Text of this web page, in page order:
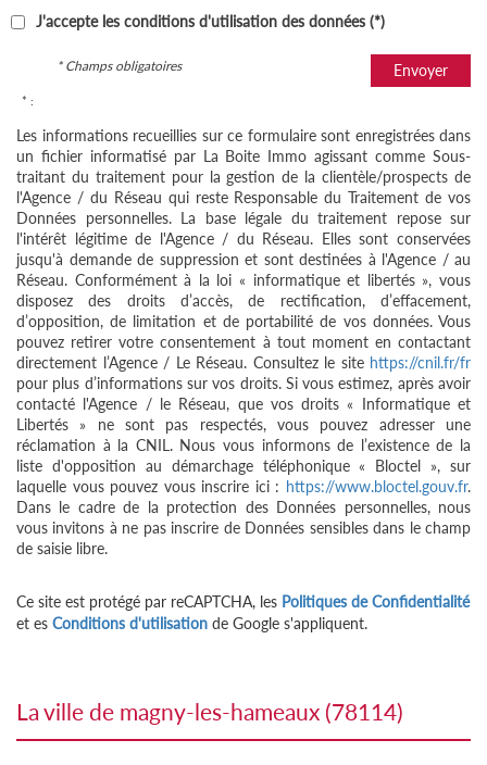
J'accepte les conditions d'utilisation des données (*)
Envoyer
* Champs obligatoires
* :
Les informations recueillies sur ce formulaire sont enregistrées dans
un fichier informatisé par La Boite Immo agissant comme Sous-
traitant du traitement pour la gestion de la clientèle/prospects de
l'Agence / du Réseau qui reste Responsable du Traitement de vos
Données personnelles. La base légale du traitement repose sur
l'intérêt légitime de l'Agence / du Réseau. Elles sont conservées
jusqu'à demande de suppression et sont destinées à l'Agence / au
Réseau. Conformément à la loi « informatique et libertés », vous
disposez des droits d’accès, de rectification, d’effacement,
d’opposition, de limitation et de portabilité de vos données. Vous
pouvez retirer votre consentement à tout moment en contactant
directement l’Agence / Le Réseau. Consultez le site https://cnil.fr/fr
pour plus d’informations sur vos droits. Si vous estimez, après avoir
contacté l'Agence / le Réseau, que vos droits « Informatique et
Libertés » ne sont pas respectés, vous pouvez adresser une
réclamation à la CNIL. Nous vous informons de l’existence de la
liste d'opposition au démarchage téléphonique « Bloctel », sur
laquelle vous pouvez vous inscrire ici : https://www.bloctel.gouv.fr.
Dans le cadre de la protection des Données personnelles, nous
vous invitons à ne pas inscrire de Données sensibles dans le champ
de saisie libre.
Ce site est protégé par reCAPTCHA, les Politiques de Confidentialité
et es Conditions d'utilisation de Google s'appliquent.
la ville de magny-les-hameaux (78114)